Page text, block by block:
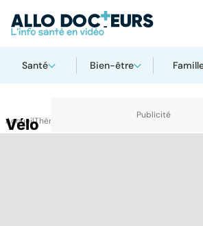
Santé Bien-être
AccueilThématiques
Vélo